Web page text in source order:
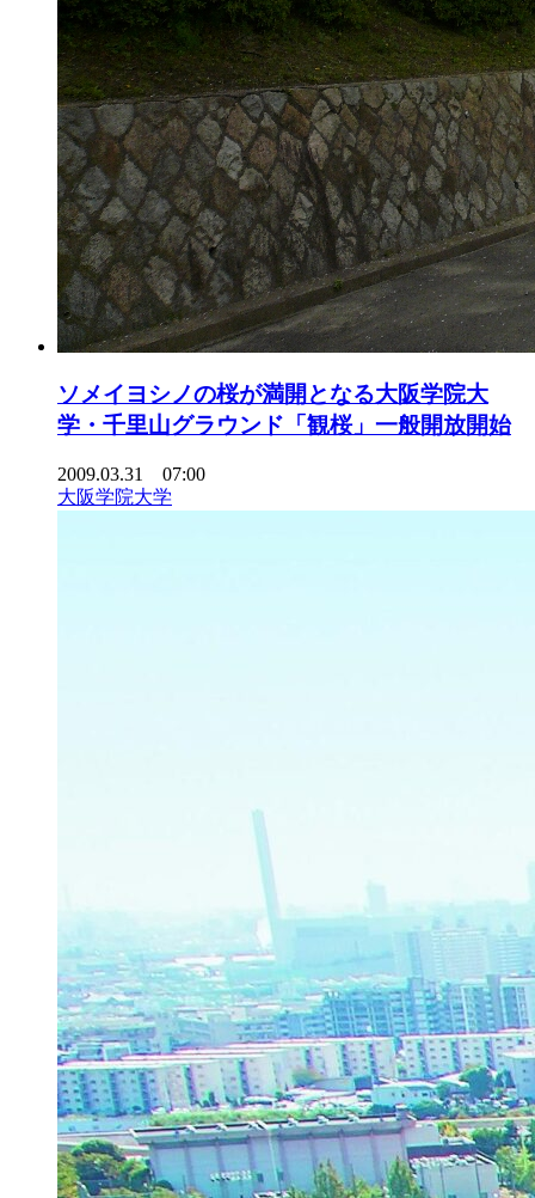
ソメイヨシノの桜が満開となる大阪学院大
学・千里山グラウンド「観桜」一般開放開始
2009.03.31 07:00
大阪学院大学